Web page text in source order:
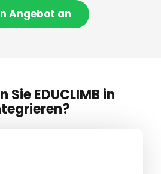
Angebot an
EDUCLIMB in